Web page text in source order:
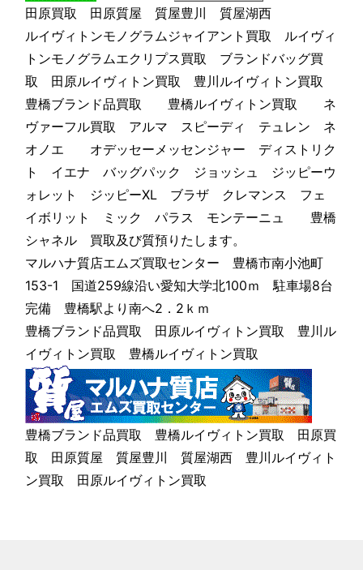
田原買取 田原質屋 質屋豊川 質屋湖西
ルイヴィトンモノグラムジャイアント買取 ルイヴィ
トンモノグラムエクリプス買取 ブランドバッグ買
取 田原ルイヴィトン買取 豊川ルイヴィトン買取
豊橋ブランド品買取 豊橋ルイヴィトン買取 ネ
ヴァーフル買取 アルマ スピーディ テュレン ネ
オノエ オデッセーメッセンジャー ディストリク
ト イエナ バッグパック ジョッシュ ジッピーウ
ォレット ジッピーXL ブラザ クレマンス フェ
イボリット ミック パラス モンテーニュ 豊橋
シャネル 買取及び質預りたします。
マルハナ質店エムズ買取センター 豊橋市南小池町
153-1 国道259線沿い愛知大学北100ｍ 駐車場8台
完備 豊橋駅より南へ2．2ｋｍ
豊橋ブランド品買取 田原ルイヴィトン買取 豊川ル
イヴィトン買取 豊橋ルイヴィトン買取
豊橋ブランド品買取 豊橋ルイヴィトン買取 田原買
取 田原質屋 質屋豊川 質屋湖西 豊川ルイヴィト
ン買取 田原ルイヴィトン買取